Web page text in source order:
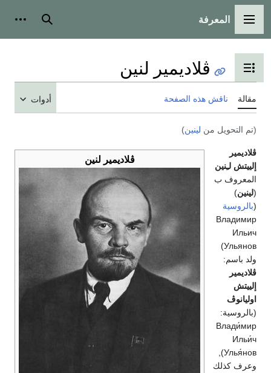
القائمة الرئيسية
المعرفة بحث
تبديل عرض جدول المحتويات
ڤلاديمير لنين
مقالة ناقش هذه الصفحة أدوات
(تم التحويل من لينين)
ڤلاديمير لنين
ڤلاديمير
إلييتش لـِنين
المعروف ب
(لينين)
(بالروسية
Владимир
Ильич
Ульянов)
ولد باسم:
ڤلاديمير
إلييتش
اوليانوڤ
(بالروسية:
Влади́мир
Ильи́ч
Улья́нов),
وعرف كذلك